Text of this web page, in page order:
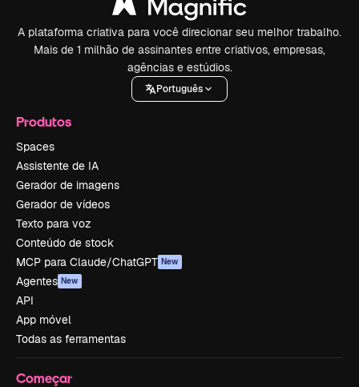
A plataforma criativa para você direcionar seu melhor trabalho.
Mais de 1 milhão de assinantes entre criativos, empresas,
agências e estúdios.
Português
Produtos
Spaces
Assistente de IA
Gerador de imagens
Gerador de vídeos
Texto para voz
Conteúdo de stock
MCP para Claude/ChatGPT New
Agentes New
API
App móvel
Todas as ferramentas
Começar